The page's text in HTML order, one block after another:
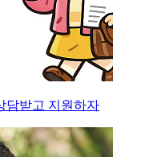
담받고 지원하자